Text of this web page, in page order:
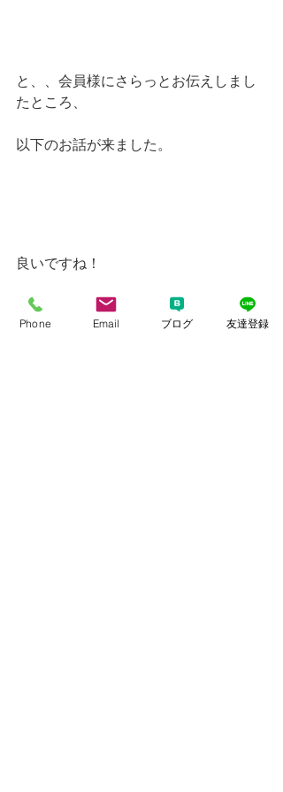
と、、会員様にさらっとお伝えしまし
たところ、
以下のお話が来ました。
良いですね！
そして、私からは・・・
Phone Email ブログ 友達登録